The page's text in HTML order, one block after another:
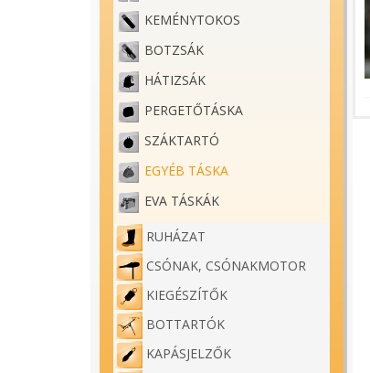
KEMÉNYTOKOS
BOTZSÁK
HÁTIZSÁK
PERGETŐTÁSKA
SZÁKTARTÓ
EGYÉB TÁSKA
EVA TÁSKÁK
RUHÁZAT
CSÓNAK, CSÓNAKMOTOR
KIEGÉSZÍTŐK
BOTTARTÓK
KAPÁSJELZŐK